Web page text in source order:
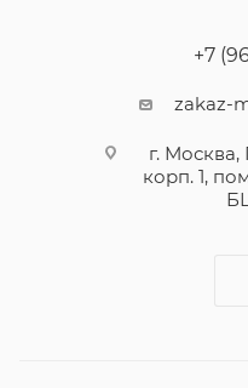
+7
zakaz-
г. Москва,
корп. 1,